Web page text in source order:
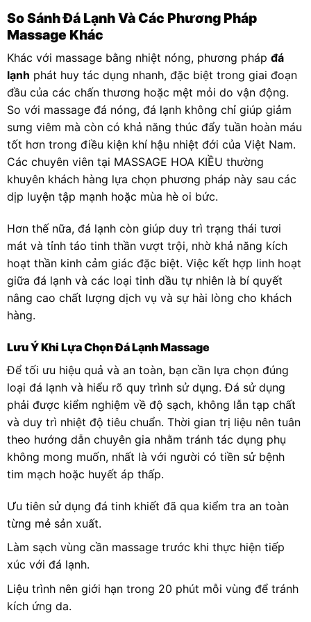
So Sánh Đá Lạnh Và Các Phương Pháp
Massage Khác
Khác với massage bằng nhiệt nóng, phương pháp đá
lạnh phát huy tác dụng nhanh, đặc biệt trong giai đoạn
đầu của các chấn thương hoặc mệt mỏi do vận động.
So với massage đá nóng, đá lạnh không chỉ giúp giảm
sưng viêm mà còn có khả năng thúc đẩy tuần hoàn máu
tốt hơn trong điều kiện khí hậu nhiệt đới của Việt Nam.
Các chuyên viên tại MASSAGE HOA KIỀU thường
khuyên khách hàng lựa chọn phương pháp này sau các
dịp luyện tập mạnh hoặc mùa hè oi bức.
Hơn thế nữa, đá lạnh còn giúp duy trì trạng thái tươi
mát và tỉnh táo tinh thần vượt trội, nhờ khả năng kích
hoạt thần kinh cảm giác đặc biệt. Việc kết hợp linh hoạt
giữa đá lạnh và các loại tinh dầu tự nhiên là bí quyết
nâng cao chất lượng dịch vụ và sự hài lòng cho khách
hàng.
Lưu Ý Khi Lựa Chọn Đá Lạnh Massage
Để tối ưu hiệu quả và an toàn, bạn cần lựa chọn đúng
loại đá lạnh và hiểu rõ quy trình sử dụng. Đá sử dụng
phải được kiểm nghiệm về độ sạch, không lẫn tạp chất
và duy trì nhiệt độ tiêu chuẩn. Thời gian trị liệu nên tuân
theo hướng dẫn chuyên gia nhằm tránh tác dụng phụ
không mong muốn, nhất là với người có tiền sử bệnh
tim mạch hoặc huyết áp thấp.
Ưu tiên sử dụng đá tinh khiết đã qua kiểm tra an toàn
từng mẻ sản xuất.
Làm sạch vùng cần massage trước khi thực hiện tiếp
xúc với đá lạnh.
Liệu trình nên giới hạn trong 20 phút mỗi vùng để tránh
kích ứng da.